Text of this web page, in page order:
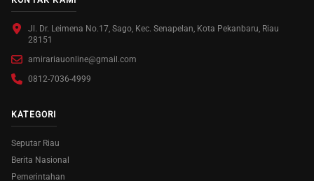
Jl. Dr. Leimena No.17, Sago, Kec. Senapelan, Kota Pekanbaru, Riau
28151
amirariauonline@gmail.com
0812-7036-4999
KATEGORI
Seputar Riau
Berita Nasional
Pemerintahan